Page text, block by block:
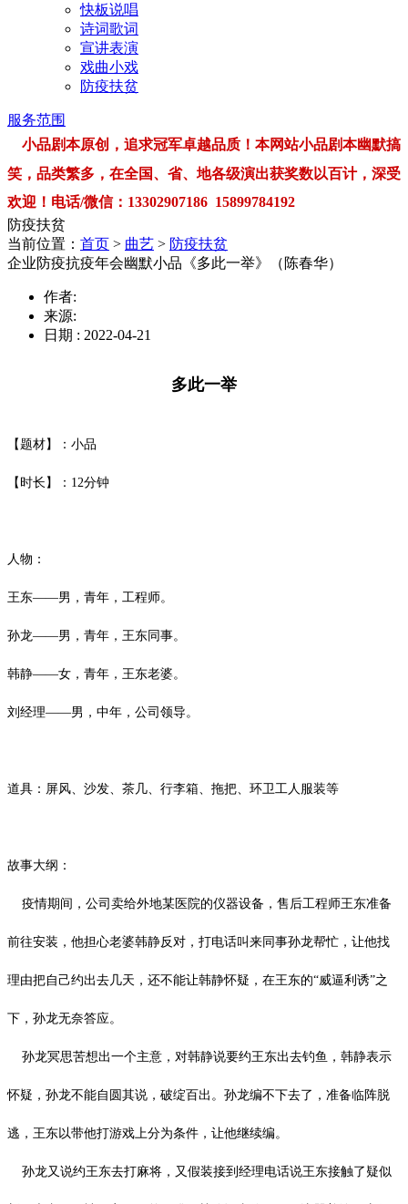
快板说唱
诗词歌词
宣讲表演
戏曲小戏
防疫扶贫
服务范围
小品剧本原创，追求冠军卓越品质！本网站小品剧本幽默搞
笑，品类繁多，在全国、省、地各级演出获奖数以百计，深受
欢迎！电话/微信：13302907186 15899784192
防疫扶贫
当前位置： 首页 > 曲艺 > 防疫扶贫
企业防疫抗疫年会幽默小品《多此一举》（陈春华）
作者:
来源:
日期 : 2022-04-21
多此一举
【题材】：小品
【时长】： 12分钟
人物：
王东——男，青年，工程师。
孙龙——男，青年，王东同事。
韩静——女，青年，王东老婆。
刘经理——男，中年，公司领导。
道具：屏风、沙发、茶几、行李箱、拖把、环卫工人服装等
故事大纲：
疫情期间，公司卖给外地某医院的仪器设备，售后工程师王东准备
前往安装，他担心老婆韩静反对，打电话叫来同事孙龙帮忙，让他找
理由把自己约出去几天，还不能让韩静怀疑，在王东的“威逼利诱”之
下，孙龙无奈答应。
孙龙冥思苦想出一个主意，对韩静说要约王东出去钓鱼，韩静表示
怀疑，孙龙不能自圆其说，破绽百出。孙龙编不下去了，准备临阵脱
逃，王东以带他打游戏上分为条件，让他继续编。
孙龙又说约王东去打麻将，又假装接到经理电话说王东接触了疑似